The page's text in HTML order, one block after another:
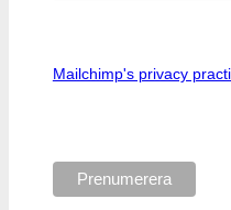
Mailchimp's privacy